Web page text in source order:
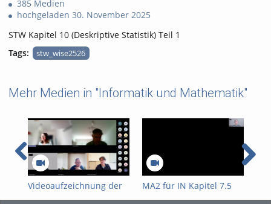
385 Medien
hochgeladen 30. November 2025
STW Kapitel 10 (Deskriptive Statistik) Teil 1
Tags:
stw_wise2526
Mehr Medien in "Informatik und Mathematik"
Videoaufzeichnung der
FWPM-
MA2 für IN Kapitel 7.5
Mehrdimensionale